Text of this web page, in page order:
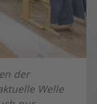
der
Welle